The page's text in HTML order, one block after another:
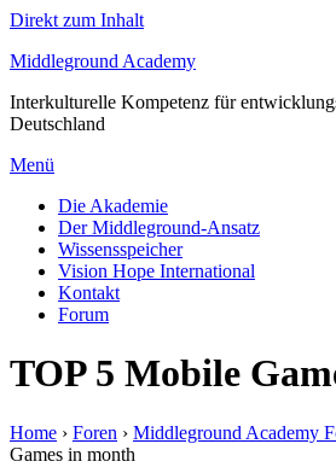
Direkt zum Inhalt
Middleground Academy
Interkulturelle Kompetenz für
Deutschland
Menü
Die Akademie
Der Middleground-Ansatz
Wissensspeicher
Vision Hope International
Kontakt
Forum
TOP 5 Mobile
Home › Foren › Middleground Academy
Games in month